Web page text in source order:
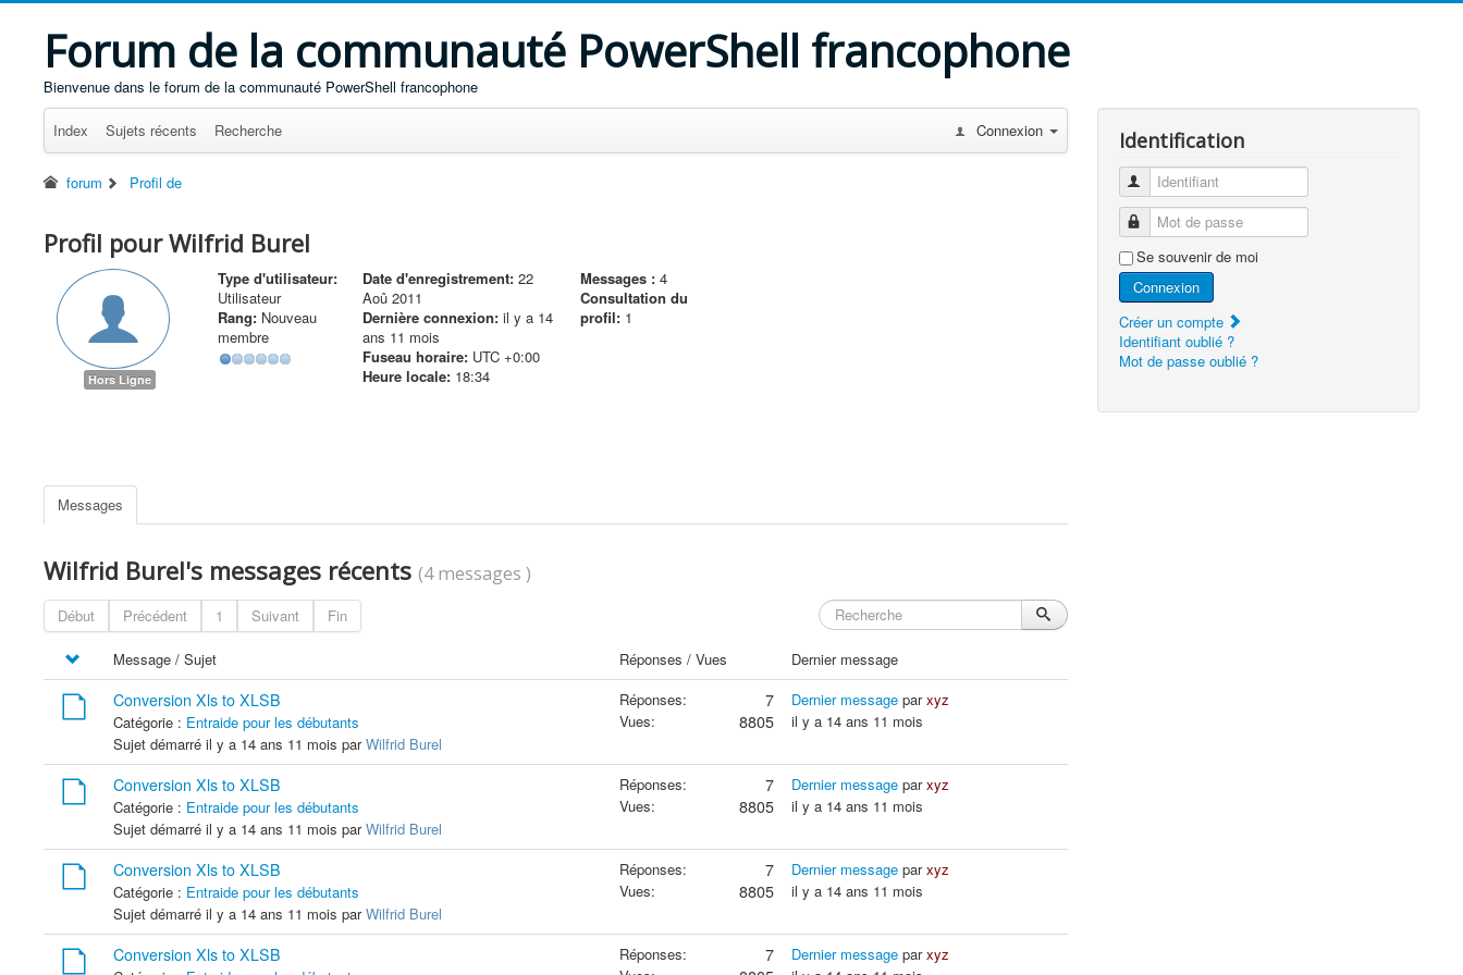
Forum de la communauté PowerShell francophone
Bienvenue dans le forum de la communauté PowerShell francophone
Index Sujets récents Recherche Connexion
forum Profil de
Profil pour Wilfrid Burel
Hors Ligne
Type d'utilisateur:
Utilisateur
Rang: Nouveau
membre
Date d'enregistrement: 22
Aoû 2011
Dernière connexion: il y a 14
ans 11 mois
Fuseau horaire: UTC +0:00
Heure locale: 18:34
Messages : 4
Consultation du
profil: 1
Messages
Wilfrid Burel's messages récents (4 messages )
Début Précédent 1 Suivant Fin
Message / Sujet Réponses / Vues Dernier message
Conversion Xls to XLSB
Catégorie : Entraide pour les débutants
Sujet démarré il y a 14 ans 11 mois parWilfrid Burel
Réponses: 7
Vues: 8805
Dernier message parxyz
il y a 14 ans 11 mois
Conversion Xls to XLSB
Catégorie : Entraide pour les débutants
Sujet démarré il y a 14 ans 11 mois parWilfrid Burel
Réponses: 7
Vues: 8805
Dernier message parxyz
il y a 14 ans 11 mois
Conversion Xls to XLSB
Catégorie : Entraide pour les débutants
Sujet démarré il y a 14 ans 11 mois parWilfrid Burel
Réponses: 7
Vues: 8805
Dernier message parxyz
il y a 14 ans 11 mois
Conversion Xls to XLSB Réponses: 7 Dernier message parxyz
Identification
Identifiant
Mot de passe
Se souvenir de moi
Connexion
Créer un compte
Identifiant oublié ?
Mot de passe oublié ?